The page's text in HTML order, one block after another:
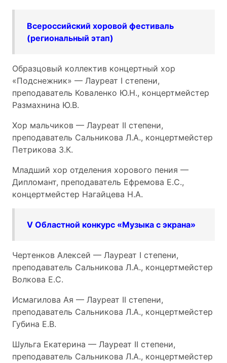
Всероссийский хоровой фестиваль
(региональный этап)
Образцовый коллектив концертный хор
«Подснежник» — Лауреат I степени,
преподаватель Коваленко Ю.Н., концертмейстер
Размахнина Ю.В.
Хор мальчиков — Лауреат II степени,
преподаватель Сальникова Л.А., концертмейстер
Петрикова З.К.
Младший хор отделения хорового пения —
Дипломант, преподаватель Ефремова Е.С.,
концертмейстер Нагайцева Н.А.
V Областной конкурс «Музыка с экрана»
Чертенков Алексей — Лауреат I степени,
преподаватель Сальникова Л.А., концертмейстер
Волкова Е.С.
Исмагилова Ая — Лауреат II степени,
преподаватель Сальникова Л.А., концертмейстер
Губина Е.В.
Шульга Екатерина — Лауреат II степени,
преподаватель Сальникова Л.А., концертмейстер